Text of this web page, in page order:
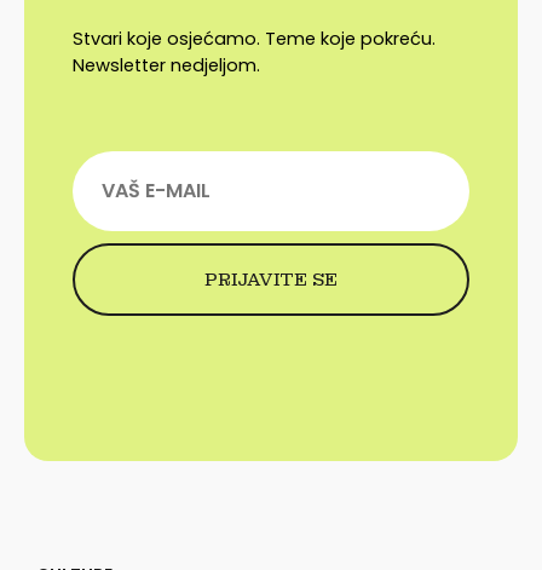
Stvari koje osjećamo. Teme koje pokreću.
Newsletter nedjeljom.